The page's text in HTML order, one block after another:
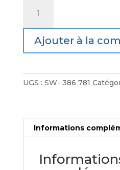
Disque
Aluminium
Ajouter à la
UGS : SW- 386 781
Informations